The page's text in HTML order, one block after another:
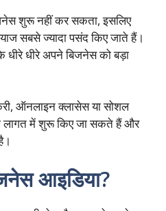
शुरू नहीं कर सकता, इसलिए
सबसे ज्यादा पसंद किए जाते हैं।
धीरे अपने बिजनेस को बड़ा
ऑनलाइन क्लासेस या सोशल
लागत में शुरू किए जा सकते हैं और
आइडिया?